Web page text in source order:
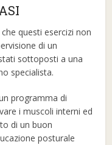
questi esercizi non
di un
sottoposti a una
specialista.
programma di
i muscoli interni ed
di un buon
posturale